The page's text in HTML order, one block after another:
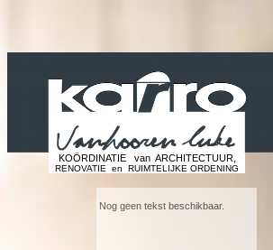
KOÖRDINATIE van ARCHITECTUUR,
RENOVATIE en RUIMTELIJKE ORDENING
Nog geen tekst beschikbaar.